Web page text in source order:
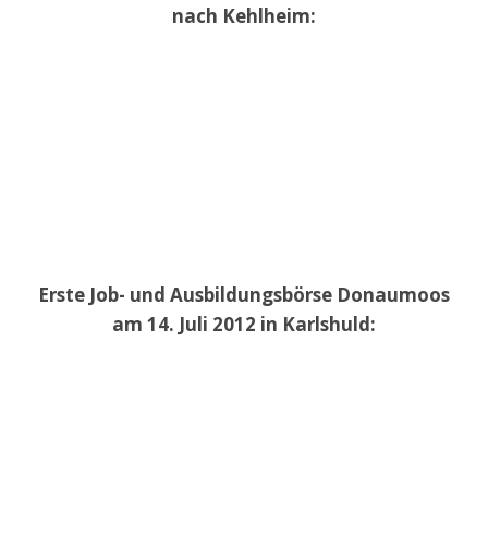
nach Kehlheim:
Erste Job- und Ausbildungsbörse Donaumoos
am 14. Juli 2012 in Karlshuld: